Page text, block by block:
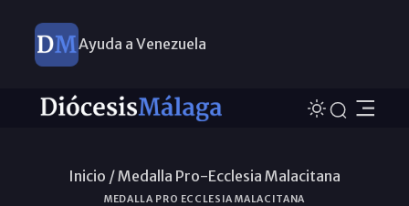
Ayuda a Venezuela
Inicio /Medalla Pro-Ecclesia Malacitana
MEDALLA PRO ECCLESIA MALACITANA